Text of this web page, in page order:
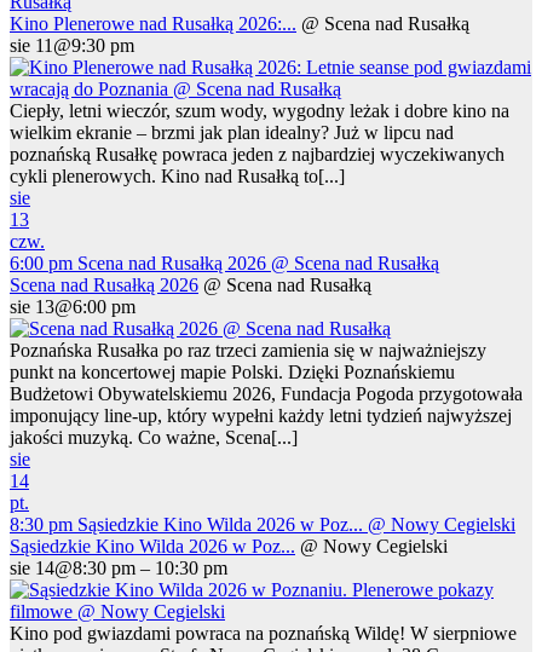
Kino Plenerowe nad Rusałką 2026:... @ Scena nad Rusałką
sie 11@9:30 pm
Ciepły, letni wieczór, szum wody, wygodny leżak i dobre kino na
wielkim ekranie – brzmi jak plan idealny? Już w lipcu nad
poznańską Rusałkę powraca jeden z najbardziej wyczekiwanych
cykli plenerowych. Kino nad Rusałką to[...]
sie
13
czw.
6:00 pm Scena nad Rusałką 2026 @ Scena nad Rusałką
Scena nad Rusałką 2026 @ Scena nad Rusałką
sie 13@6:00 pm
Poznańska Rusałka po raz trzeci zamienia się w najważniejszy
punkt na koncertowej mapie Polski. Dzięki Poznańskiemu
Budżetowi Obywatelskiemu 2026, Fundacja Pogoda przygotowała
imponujący line-up, który wypełni każdy letni tydzień najwyższej
jakości muzyką. Co ważne, Scena[...]
sie
14
pt.
8:30 pm Sąsiedzkie Kino Wilda 2026 w Poz... @ Nowy Cegielski
Sąsiedzkie Kino Wilda 2026 w Poz... @ Nowy Cegielski
sie 14@8:30 pm – 10:30 pm
Kino pod gwiazdami powraca na poznańską Wildę! W sierpniowe